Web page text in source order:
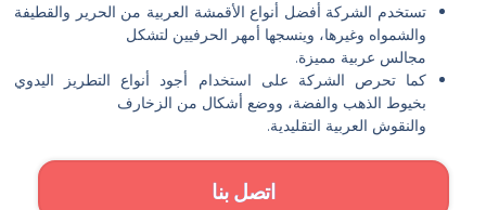
تستخدم الشركة أفضل أنواع الأقمشة العربية من الحرير والقطيفة
والشمواه وغيرها، وينسجها أمهر الحرفيين لتشكل
مجالس عربية مميزة.
كما تحرص الشركة على استخدام أجود أنواع التطريز اليدوي
بخيوط الذهب والفضة، ووضع أشكال من الزخارف
والنقوش العربية التقليدية.
اتصل بنا